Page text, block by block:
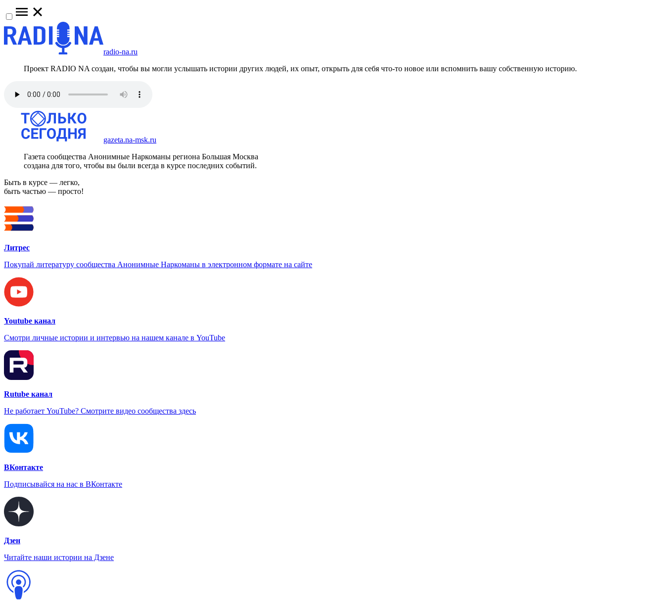
radio-na.ru
Проект RADIO NA создан, чтобы вы могли услышать истории других людей, их опыт, открыть для себя что-то новое или вспомнить вашу собственную историю.
gazeta.na-msk.ru
Газета сообщества Анонимные Наркоманы региона Большая Москва
создана для того, чтобы вы были всегда в курсе последних событий.
Быть в курсе — легко,
быть частью — просто!
Литрес
Покупай литературу сообщества Анонимные Наркоманы в электронном формате на сайте
Youtube канал
Смотри личные истории и интервью на нашем канале в YouTube
Rutube канал
Не работает YouTube? Смотрите видео сообщества здесь
ВКонтакте
Подписывайся на нас в ВКонтакте
Дзен
Читайте наши истории на Дзене